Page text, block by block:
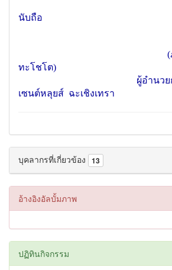
ขอแสดง
นับถือ
(ภราดากุลช
ทะโชโต)
ผู้อำนวยการโร
เซนต์หลุยส์ ฉะเชิงเทรา
บุคลากรที่เกี่ยวข้อง 13
อ้างอิงอัลบั้มภาพ
ปฏิทินกิจกรรม